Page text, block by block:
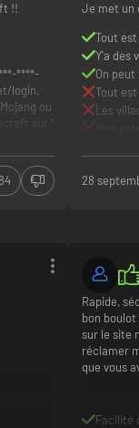
!!
****-
login,
ou
sur "
Instant
Je met un
Tout
Y'a des
On
Tout
Les
28
Rapide,
bon
sur le site
réclamer
que vous
Facilité